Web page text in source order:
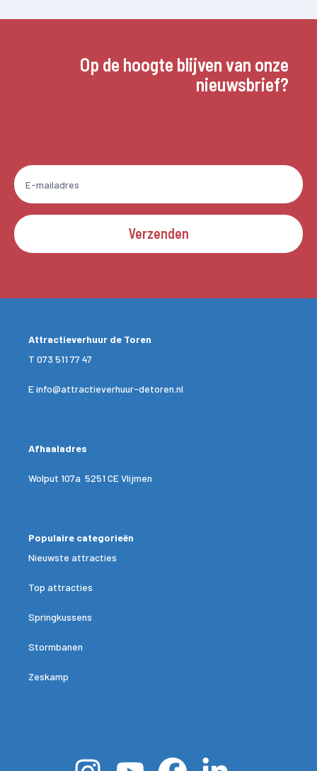
Op de hoogte blijven van onze
nieuwsbrief?
Verzenden
Attractieverhuur de Toren
T 073 511 77 47
Einfo@attractieverhuur-detoren.nl
Afhaaladres
Wolput 107a 5251 CE Vlijmen
Populaire categorieën
Nieuwste attracties
Top attracties
Springkussens
Stormbanen
Zeskamp